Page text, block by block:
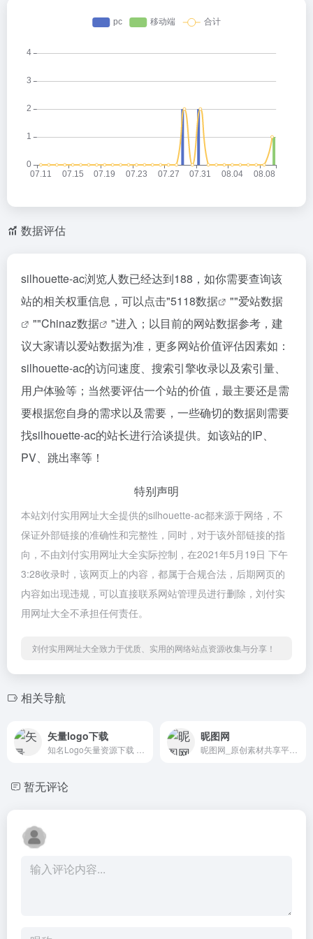
数据评估
silhouette-ac浏览人数已经达到188，如你需要查询该
站的相关权重信息，可以点击"5118数据 ""爱站数据
""Chinaz数据
"进入；以目前的网站数据参考，建
议大家请以爱站数据为准，更多网站价值评估因素如：
silhouette-ac的访问速度、搜索引擎收录以及索引量、
用户体验等；当然要评估一个站的价值，最主要还是需
要根据您自身的需求以及需要，一些确切的数据则需要
找silhouette-ac的站长进行洽谈提供。如该站的IP、
PV、跳出率等！
特别声明
本站刘付实用网址大全提供的silhouette-ac都来源于网络，不
保证外部链接的准确性和完整性，同时，对于该外部链接的指
向，不由刘付实用网址大全实际控制，在2021年5月19日 下午
3:28收录时，该网页上的内容，都属于合规合法，后期网页的
内容如出现违规，可以直接联系网站管理员进行删除，刘付实
用网址大全不承担任何责任。
刘付实用网址大全致力于优质、实用的网络站点资源收集与分享！
相关导航
矢量logo下载 昵图网
暂无评论